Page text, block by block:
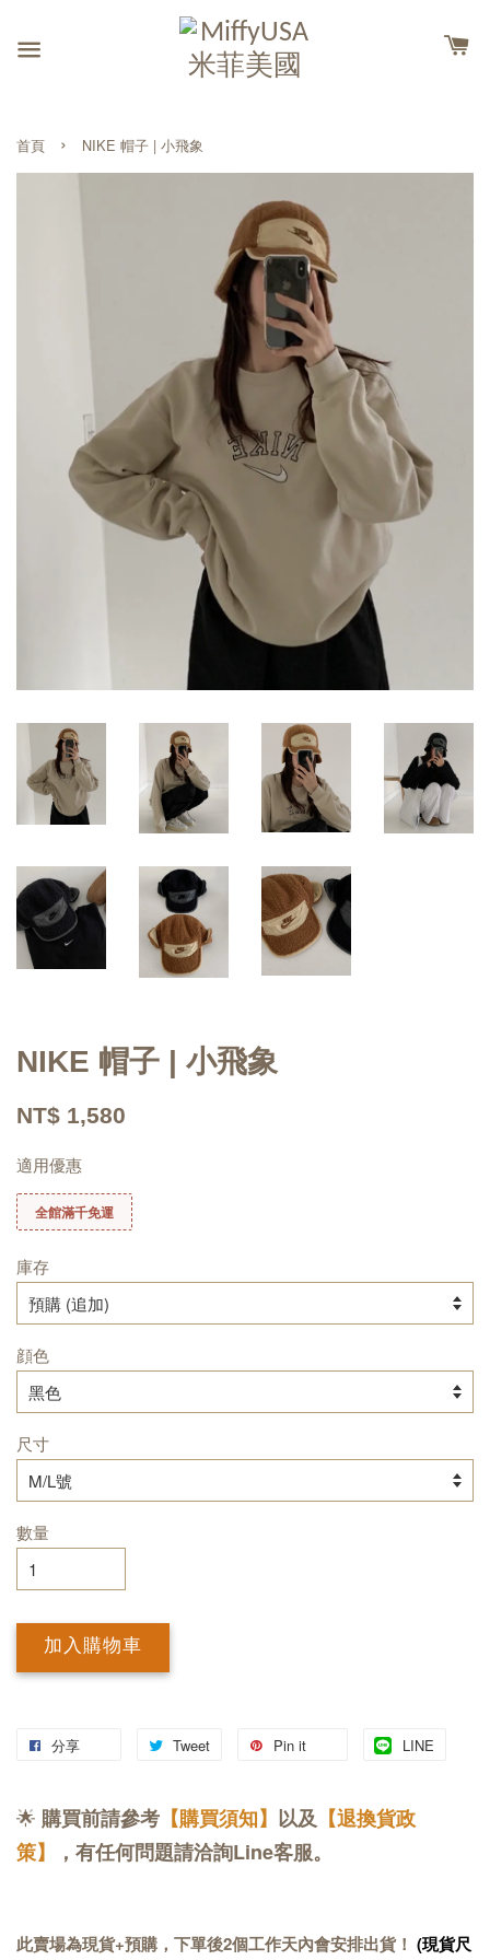
首頁 › NIKE 帽子 | 小飛象
NIKE 帽子 | 小飛象
NT$ 1,580
適用優惠
全館滿千免運
庫存
顔色
尺寸
數量
加入購物車
分享 Tweet Pin it LINE
🌟 購買前請參考 【購買須知】 以及 【退換貨政
策】
，有任何問題請洽詢Line客服。
此賣場為現貨+預購，下單後2個工作天內會安排出貨！ (現貨尺